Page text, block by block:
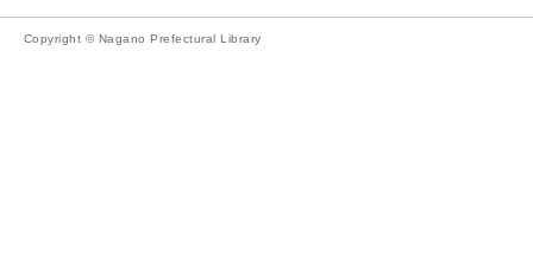
Copyright © Nagano Prefectural Library